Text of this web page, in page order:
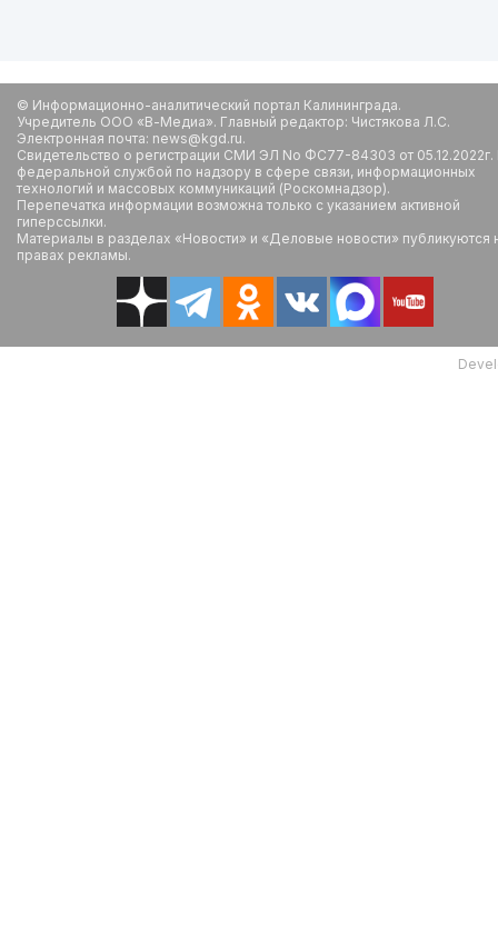
© Информационно-аналитический портал Калининграда.
Учредитель ООО «В-Медиа». Главный редактор: Чистякова Л.С.
Электронная почта: news@kgd.ru.
Свидетельство о регистрации СМИ ЭЛ No ФС77-84303 от
федеральной службой по надзору в сфере связи, информационных
технологий и массовых коммуникаций (Роскомнадзор).
Перепечатка информации возможна только с указанием активной
гиперссылки.
Материалы в разделах «Новости» и «Деловые новости» публикуются
правах рекламы.